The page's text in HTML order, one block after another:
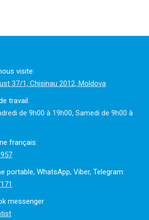
visite:
37/1, Chisinau 2012, Moldova
travail:
de 9h00 à 19h00, Samedi de 9h00 à
français:
portable, WhatsApp, Viber, Telegram:
messenger